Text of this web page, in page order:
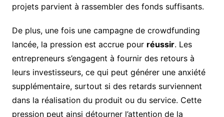
projets parvient à rassembler des fonds suffisants.
De plus, une fois une campagne de crowdfunding
lancée, la pression est accrue pour réussir. Les
entrepreneurs s’engagent à fournir des retours à
leurs investisseurs, ce qui peut générer une anxiété
supplémentaire, surtout si des retards surviennent
dans la réalisation du produit ou du service. Cette
pression peut ainsi détourner l’attention de la